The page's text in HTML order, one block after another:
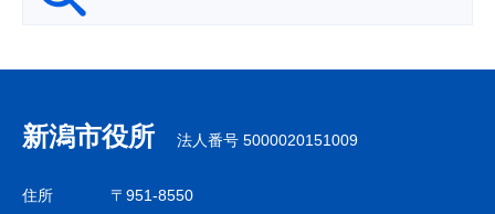
ナ
ゲ
新潟市役所 法人番号 5000020151009
住所
〒951-8550